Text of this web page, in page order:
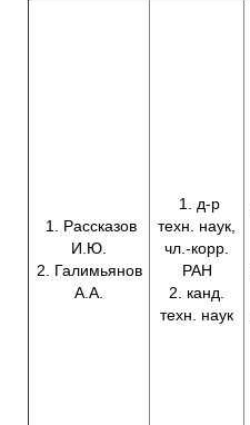
1. Рассказов
И.Ю.
2. Галимьянов
А.А.
1. д-р
техн. наук,
чл.-корр.
РАН
2. канд.
техн. наук